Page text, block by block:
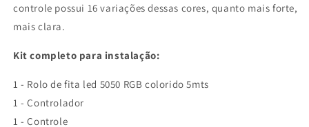
controle possui 16 variações dessas cores, quanto mais forte,
mais clara.
Kit completo para instalação:
1 - Rolo de fita led 5050 RGB colorido 5mts
1 - Controlador
1 - Controle